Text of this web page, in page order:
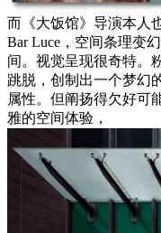
而《大饭馆》导演本人
Bar Luce，空间条理变
间。视觉呈现很奇特。
跳脱，创制出一个梦幻
属性。但阐扬得欠好可
雅的空间体验，